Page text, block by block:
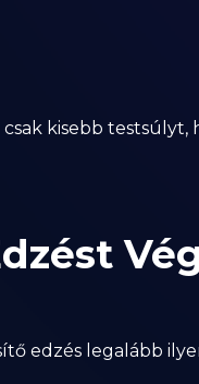
kisebb testsúlyt,
edzés legalább